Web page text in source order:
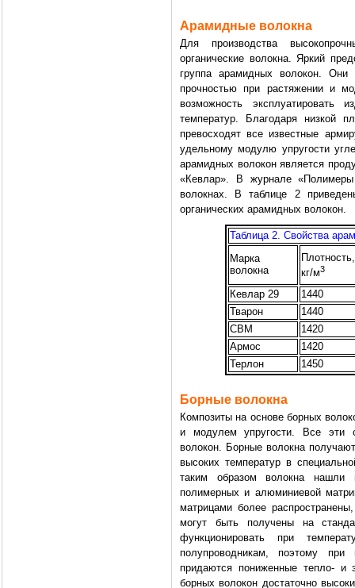
Арамидные волокна
Для производства
органические волокна. Яркий
группа арамидных волокон. Они
прочностью при растяжении и
возможность
температур. Благодаря низкой
превосходят все известные
удельному модулю упругости
арамидных волокон является
«Кевлар». В журнале «Полимеры
волокнах. В таблице 2
органических арамидных волокон.
Таблица 2. Свойства
Марка
волокна
Плотность,
кг/м3
Кевлар 29
1440
Тварон
1440
СВМ
1420
Армос
1420
Терлон
1450
Борные волокна
Композиты на основе борных
и модулем упругости. Все эти
волокон. Борные волокна
высоких температур в
таким образом волокна нашли
полимерных и алюминиевой
матрицами более
могут быть получены на
функционировать при
полупроводникам, поэтому
придаются пониженные тепло- и
борных волокон достаточно